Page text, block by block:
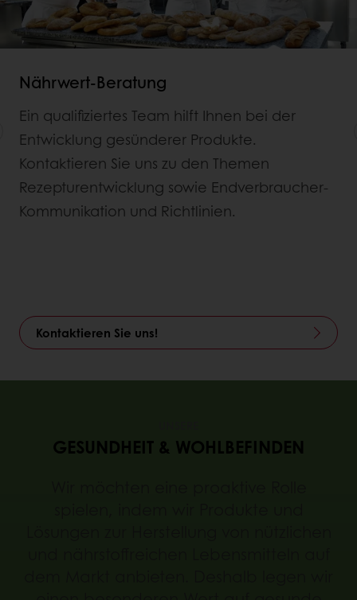
Nährwert-Beratung
Ein qualifiziertes Team hilft Ihnen bei der
Entwicklung gesünderer Produkte.
Kontaktieren Sie uns zu den Themen
Rezepturentwicklung sowie Endverbraucher-
Kommunikation und Richtlinien.
Kontaktieren Sie uns!
GESUNDHEIT & WOHLBEFINDEN